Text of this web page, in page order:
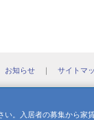
お知らせ ｜ サイトマ
。入居者の募集から